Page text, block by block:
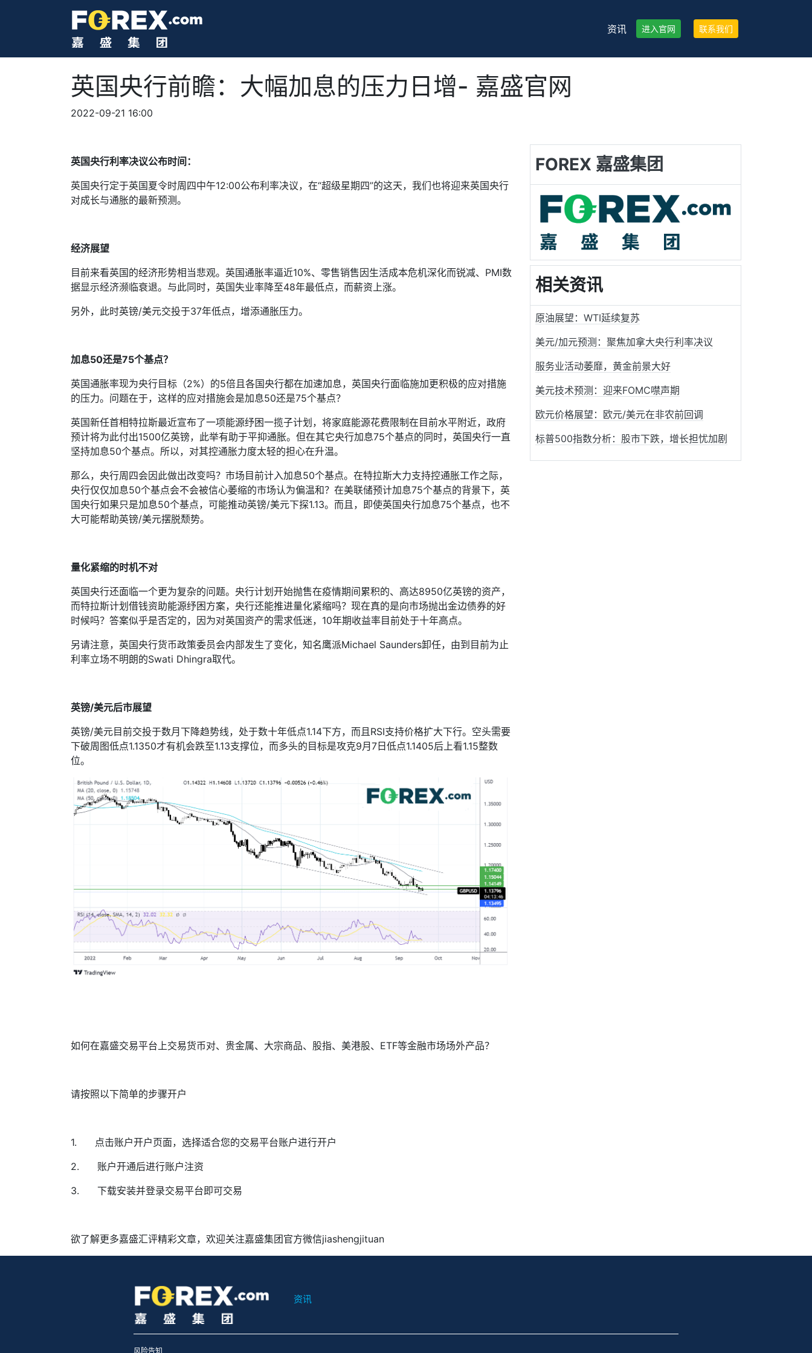
资讯 进入官网 联系我们
英国央行前瞻：大幅加息的压力日增- 嘉盛官网
2022-09-21 16:00
英国央行利率决议公布时间：
英国央行定于英国夏令时周四中午12:00公布利率决议，在“超级星期四”的这天，我们也将迎来英国央行
对成长与通胀的最新预测。
经济展望
目前来看英国的经济形势相当悲观。英国通胀率逼近10%、零售销售因生活成本危机深化而锐减、 PMI数
据显示经济濒临衰退。与此同时，英国失业率降至48年最低点，而薪资上涨。
另外，此时英镑/美元交投于37年低点，增添通胀压力。
加息50还是75个基点？
英国通胀率现为央行目标（2%）的5倍且各国央行都在加速加息，英国央行面临施加更积极的应对措施
的压力。问题在于，这样的应对措施会是加息50还是75个基点？
英国新任首相特拉斯最近宣布了一项能源纾困一揽子计划，将家庭能源花费限制在目前水平附近，政府
预计将为此付出1500亿英镑，此举有助于平抑通胀。但在其它央行加息75个基点的同时，英国央行一直
坚持加息50个基点。所以，对其控通胀力度太轻的担心在升温。
那么，央行周四会因此做出改变吗？市场目前计入加息50个基点。在特拉斯大力支持控通胀工作之际，
央行仅仅加息50个基点会不会被信心萎缩的市场认为偏温和？在美联储预计加息75个基点的背景下，英
国央行如果只是加息50个基点，可能推动英镑/美元下探1.13。而且，即使英国央行加息75个基点，也不
大可能帮助英镑/美元摆脱颓势。
量化紧缩的时机不对
英国央行还面临一个更为复杂的问题。央行计划开始抛售在疫情期间累积的、高达8950亿英镑的资产，
而特拉斯计划借钱资助能源纾困方案，央行还能推进量化紧缩吗？现在真的是向市场抛出金边债券的好
时候吗？答案似乎是否定的，因为对英国资产的需求低迷， 10年期收益率目前处于十年高点。
另请注意，英国央行货币政策委员会内部发生了变化，知名鹰派Michael Saunders卸任，由到目前为止
利率立场不明朗的Swati Dhingra取代。
英镑/美元后市展望
英镑/美元目前交投于数月下降趋势线，处于数十年低点1.14下方，而且RSI支持价格扩大下行。空头需要
下破周图低点1.1350才有机会跌至1.13支撑位，而多头的目标是攻克9月 7 日低点1.1405后上看1.15整数
位。
如何在嘉盛交易平台上交易货币对、贵金属、大宗商品、股指、美港股、 ETF等金融市场场外产品？
请按照以下简单的步骤开户
1. 点击账户开户页面，选择适合您的交易平台账户进行开户
2. 账户开通后进行账户注资
3. 下载安装并登录交易平台即可交易
欲了解更多嘉盛汇评精彩文章，欢迎关注嘉盛集团官方微信jiashengjituan
FOREX 嘉盛集团
相关资讯
原油展望：WTI延续复苏
美元/加元预测：聚焦加拿大央行利率决议
服务业活动萎靡，黄金前景大好
美元技术预测：迎来FOMC噤声期
欧元价格展望：欧元/美元在非农前回调
标普500指数分析：股市下跌，增长担忧加剧
资讯
风险告知